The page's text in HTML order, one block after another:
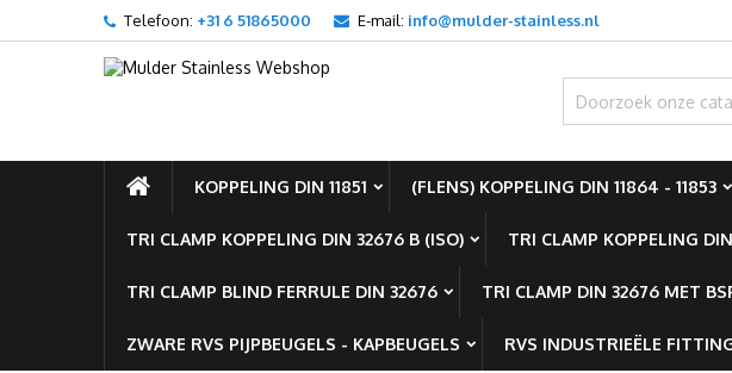
Telefoon: +31 6 51865000 E-mail: info@mulder-stainless.nl
KOPPELING DIN 11851 (FLENS) KOPPELING DIN 11864 - 11853
TRI CLAMP KOPPELING DIN 32676 B (ISO) TRI CLAMP KOPPELING
TRI CLAMP BLIND FERRULE DIN 32676 TRI CLAMP DIN 32676 MET
ZWARE RVS PIJPBEUGELS - KAPBEUGELS RVS INDUSTRIEËLE
Toevoegen aan
Create new list
((modalTitle))
((confirmMessage))
Maak een
Inloggen
U moet ingelogd zijn om